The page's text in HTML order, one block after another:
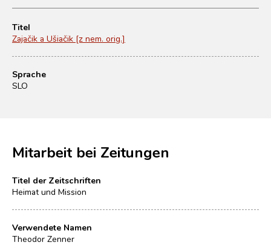
Titel
Zajačik a Ušiačik [z nem. orig.]
Sprache
SLO
Mitarbeit bei Zeitungen
Titel der Zeitschriften
Heimat und Mission
Verwendete Namen
Theodor Zenner